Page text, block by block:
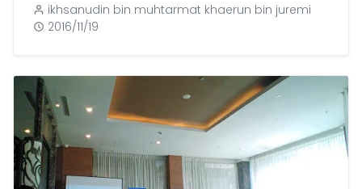
ikhsanudin bin muhtarmat khaerun bin juremi
2016/11/19